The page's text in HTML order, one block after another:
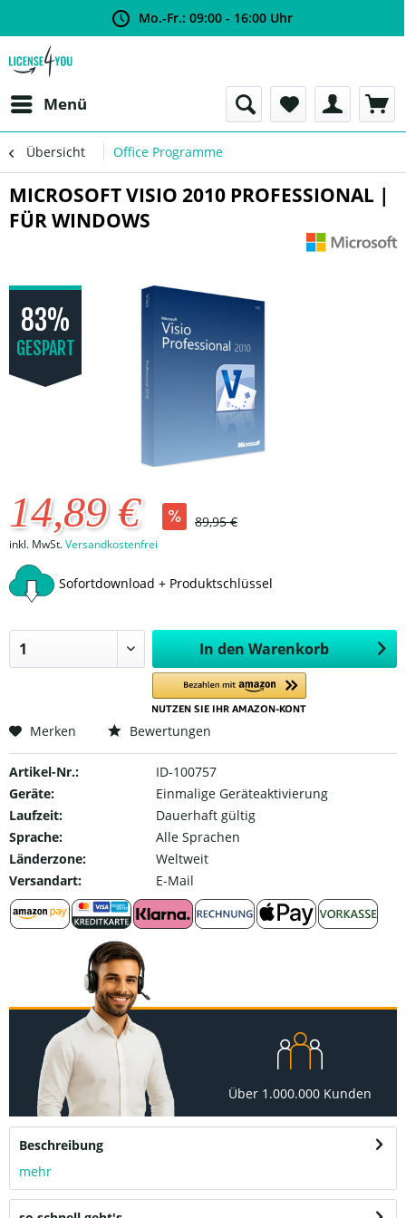
Mo.-Fr.: 09:00 - 16:00 Uhr
Menü
Übersicht Office Programme
MICROSOFT VISIO 2010 PROFESSIONAL |
FÜR WINDOWS
83%
GESPART
14,89 € 89,95 €
inkl. MwSt.Versandkostenfrei
Sofortdownload + Produktschlüssel
In den Warenkorb
Merken Bewertungen
Artikel-Nr.:
ID-100757
Geräte:
Einmalige Geräteaktivierung
Laufzeit:
Dauerhaft gültig
Sprache:
Alle Sprachen
Länderzone:
Weltweit
Versandart:
E-Mail
Über 1.000.000 Kunden
Beschreibung
mehr